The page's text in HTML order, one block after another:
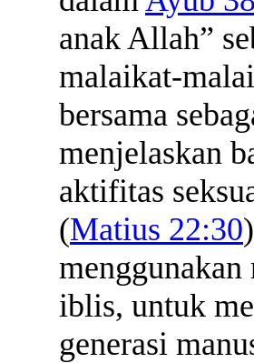
anak Allah”
malaikat-
bersama
menjelaskan
aktifitas
(Matius 22:30
menggunakan
iblis, untuk
generasi